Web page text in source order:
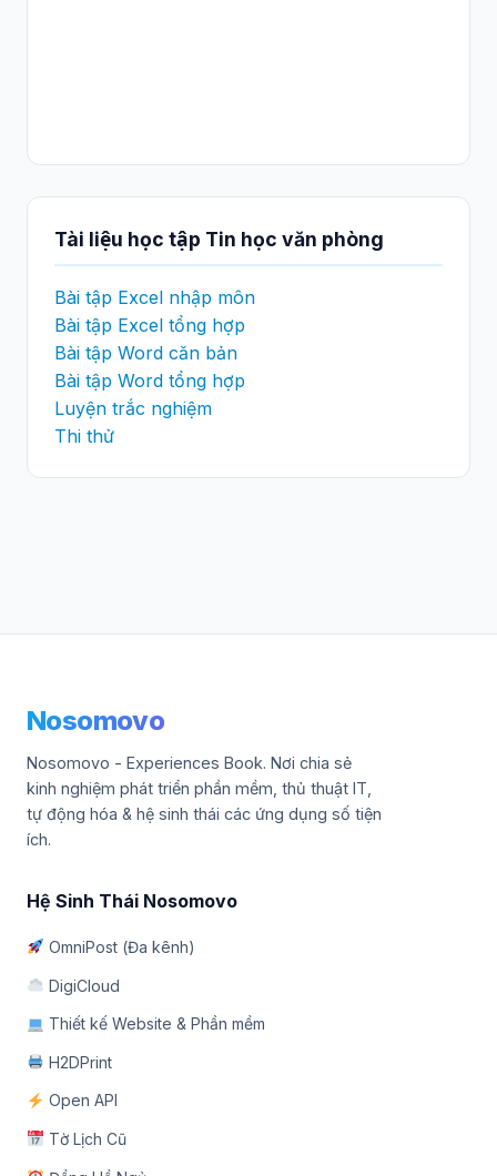
Tài liệu học tập Tin học văn phòng
Bài tập Excel nhập môn
Bài tập Excel tổng hợp
Bài tập Word căn bản
Bài tập Word tổng hợp
Luyện trắc nghiệm
Thi thử
Nosomovo
Nosomovo - Experiences Book. Nơi chia sẻ
kinh nghiệm phát triển phần mềm, thủ thuật IT,
tự động hóa & hệ sinh thái các ứng dụng số tiện
ích.
Hệ Sinh Thái Nosomovo
OmniPost (Đa kênh)
DigiCloud
Thiết kế Website & Phần mềm
H2DPrint
Open API
Tờ Lịch Cũ